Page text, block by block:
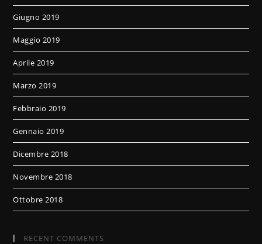
Giugno 2019
Maggio 2019
Aprile 2019
Marzo 2019
Febbraio 2019
Gennaio 2019
Dicembre 2018
Novembre 2018
Ottobre 2018
RECENT COMMENTS